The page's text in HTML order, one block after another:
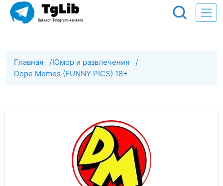
Главная /Юмор и развлечения /
Dope Memes (FUNNY PICS) 18+